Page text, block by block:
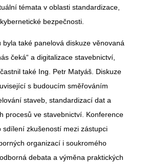
témata v oblasti standardizace,
bezpečnosti.
také panelová diskuze věnovaná
čeká“ a digitalizace stavebnictví,
také Ing. Petr Matyáš. Diskuze
s budoucím směřováním
staveb, standardizací dat a
procesů ve stavebnictví. Konference
sdílení zkušeností mezi zástupci
organizací i soukromého
debata a výměna praktických